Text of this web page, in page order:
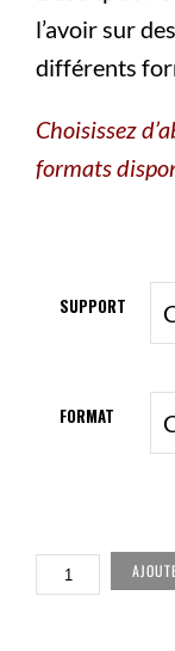
l’avoir sur
différents
Choisissez
formats
SUPPORT
FORMAT
QUANTITÉ